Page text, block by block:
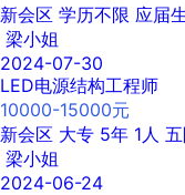
新会区 学历不限 应届
梁小姐
2024-07-30
LED电源结构工程师
10000-15000元
新会区 大专 5年 1人
梁小姐
2024-06-24